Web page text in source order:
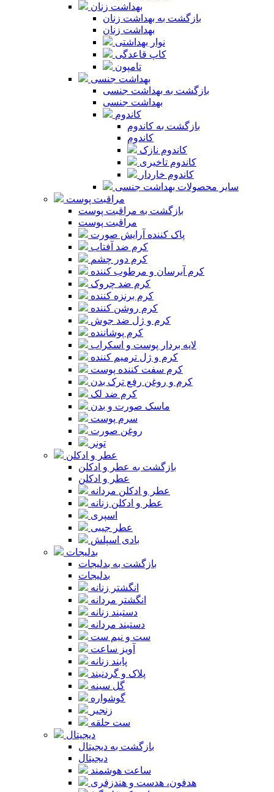
بهداشت زنان
بازگشت به بهداشت زنان
بهداشت زنان
نوار بهداشتی
کاپ قاعدگی
تامپون
بهداشت جنسی
بازگشت به بهداشت جنسی
بهداشت جنسی
کاندوم
بازگشت به کاندوم
کاندوم
کاندوم نازک
کاندوم تاخیری
کاندوم خاردار
سایر محصولات بهداشت جنسی
مراقبت پوست
بازگشت به مراقبت پوست
مراقبت پوست
پاک کننده آرایش صورت
کرم ضد آفتاب
کرم دور چشم
کرم آبرسان و مرطوب کننده
کرم ضد چروک
کرم برنزه کننده
کرم روشن کننده
کرم و ژل ضد جوش
کرم پوشاننده
لایه بردار پوست و اسکراب
کرم و ژل ترمیم کننده
کرم سفت کننده پوست
کرم و روغن رفع ترک بدن
کرم ضد لک
ماسک صورت و بدن
سرم پوست
روغن صورت
تونر
عطر و ادکلن
بازگشت به عطر و ادکلن
عطر و ادکلن
عطر و ادکلن مردانه
عطر و ادکلن زنانه
اسپری
عطر جیبی
بادی اسپلش
بدلیجات
بازگشت به بدلیجات
بدلیجات
انگشتر زنانه
انگشتر مردانه
دستبند زنانه
دستبند مردانه
ست و نیم ست
آویز ساعت
پابند زنانه
پلاک و گردنبند
گل سینه
گوشواره
زنجیر
ست حلقه
دیجیتال
بازگشت به دیجیتال
دیجیتال
ساعت هوشمند
هدفون، هدست و هندزفری